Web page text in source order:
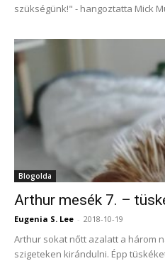
szükségünk!" - hangoztatta Mick
Blogolda
Arthur mesék 7. –
Eugenia S. Lee - 2018-10-19
Arthur sokat nőtt azalatt a három
szigeteken kirándulni. Épp